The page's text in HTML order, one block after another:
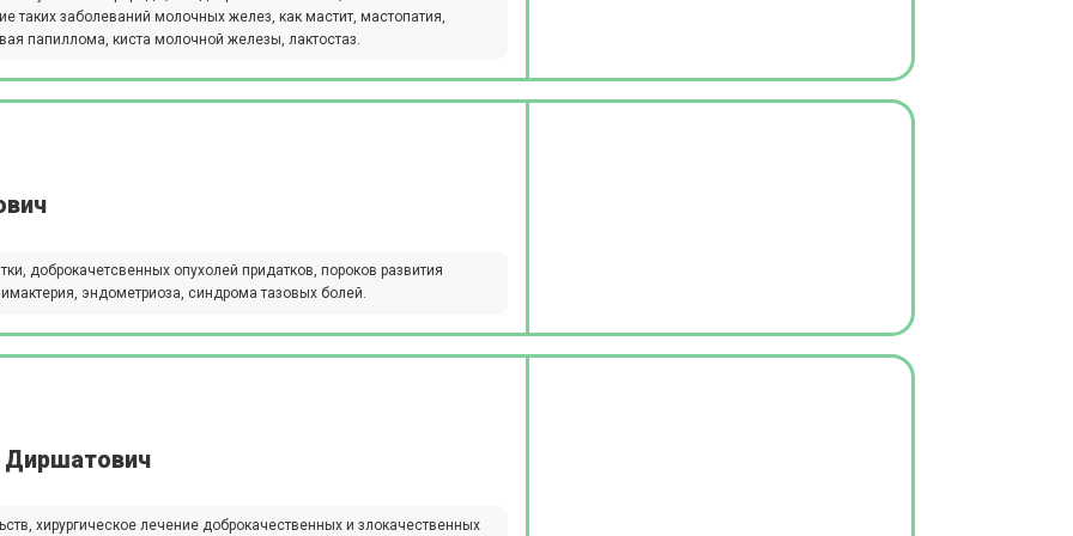
таких заболеваний молочных желез, как мастит, мастопатия,
папиллома, киста молочной железы, лактостаз.
доброкачетсвенных опухолей придатков, пороков развития
эндометриоза, синдрома тазовых болей.
хирургическое лечение доброкачественных и злокачественных